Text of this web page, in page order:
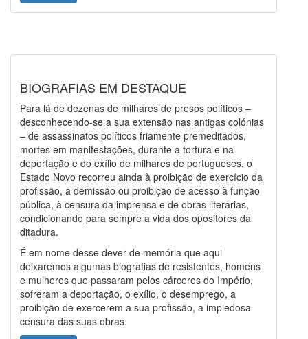
BIOGRAFIAS EM DESTAQUE
Para lá de dezenas de milhares de presos políticos –
desconhecendo-se a sua extensão nas antigas colónias
– de assassinatos políticos friamente premeditados,
mortes em manifestações, durante a tortura e na
deportação e do exílio de milhares de portugueses, o
Estado Novo recorreu ainda à proibição de exercício da
profissão, a demissão ou proibição de acesso à função
pública, à censura da imprensa e de obras literárias,
condicionando para sempre a vida dos opositores da
ditadura.
É em nome desse dever de memória que aqui
deixaremos algumas biografias de resistentes, homens
e mulheres que passaram pelos cárceres do Império,
sofreram a deportação, o exílio, o desemprego, a
proibição de exercerem a sua profissão, a impiedosa
censura das suas obras.